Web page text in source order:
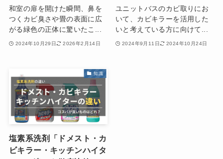
和室の扉を開けた瞬間、鼻を
つくカビ臭さや畳の表面に広
がる緑色の正体に驚いたこ...
2024年10月29日 2026年2月14日
ユニットバスのカビ取りにお
いて、カビキラーを活用した
いと考えている方に向けて...
2024年9月11日 2024年10月24日
知識
塩素系洗剤「ドメスト・カ
ビキラー・キッチンハイタ